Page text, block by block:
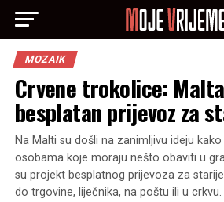
MOZAIK
Crvene trokolice:
besplatan prijevoz za
Na Malti su došli na zanimljivu ideju
osobama koje moraju nešto obaviti u
su projekt besplatnog prijevoza za
do trgovine, liječnika, na poštu ili u